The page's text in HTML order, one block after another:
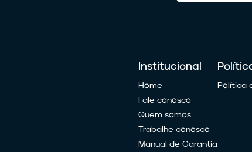
Institucional
Home
Fale conosco
Quem somos
Trabalhe conosco
Manual de Garantia
Política